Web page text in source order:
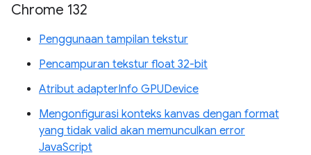
Chrome 132
Penggunaan tampilan tekstur
Pencampuran tekstur float 32-bit
Atribut adapterInfo GPUDevice
Mengonfigurasi konteks kanvas dengan format
yang tidak valid akan memunculkan error
JavaScript